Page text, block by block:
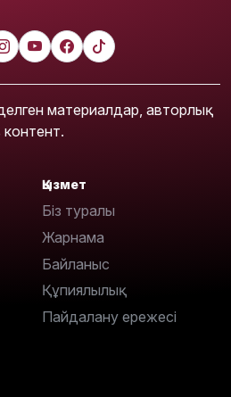
материалдар, авторлық
контент.
Қызмет
Біз туралы
Жарнама
Байланыс
Құпиялылық
Пайдалану ережесі